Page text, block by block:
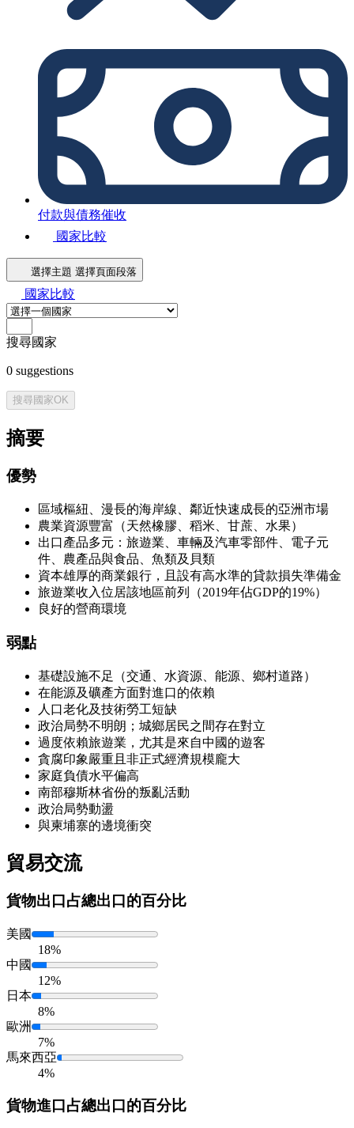
付款與債務催收
國家比較
選擇主題 選擇頁面段落
國家比較
搜尋國家
0 suggestions
搜尋國家OK
摘要
優勢
區域樞紐、漫長的海岸線、鄰近快速成長的亞洲市場
農業資源豐富（天然橡膠、稻米、甘蔗、水果）
出口產品多元：旅遊業、車輛及汽車零部件、電子元
件、農產品與食品、魚類及貝類
資本雄厚的商業銀行，且設有高水準的貸款損失準備金
旅遊業收入位居該地區前列（2019年佔GDP的19%）
良好的營商環境
弱點
基礎設施不足（交通、水資源、能源、鄉村道路）
在能源及礦產方面對進口的依賴
人口老化及技術勞工短缺
政治局勢不明朗；城鄉居民之間存在對立
過度依賴旅遊業，尤其是來自中國的遊客
貪腐印象嚴重且非正式經濟規模龐大
家庭負債水平偏高
南部穆斯林省份的叛亂活動
政治局勢動盪
與柬埔寨的邊境衝突
貿易交流
貨物出口 占總出口的百分比
美國
18%
中國
12%
日本
8%
歐洲
7%
馬來西亞
4%
貨物進口占總出口的百分比